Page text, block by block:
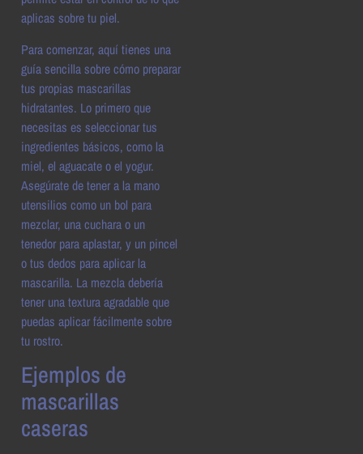
aplicas sobre tu piel.
Para comenzar, aquí tienes una
guía sencilla sobre cómo preparar
tus propias mascarillas
hidratantes. Lo primero que
necesitas es seleccionar tus
ingredientes básicos, como la
miel, el aguacate o el yogur.
Asegúrate de tener a la mano
utensilios como un bol para
mezclar, una cuchara o un
tenedor para aplastar, y un pincel
o tus dedos para aplicar la
mascarilla. La mezcla debería
tener una textura agradable que
puedas aplicar fácilmente sobre
tu rostro.
Ejemplos de
mascarillas
caseras